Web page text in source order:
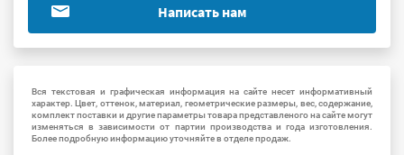
Написать нам
Вся текстовая и графическая информация на сайте несет информативный
характер. Цвет, оттенок, материал, геометрические размеры, вес, содержание,
комплект поставки и другие параметры товара представленого на сайте могут
изменяться в зависимости от партии производства и года изготовления.
Более подробную информацию уточняйте в отделе продаж.